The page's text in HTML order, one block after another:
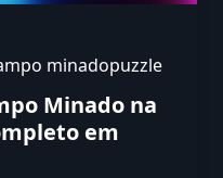
minadopuzzle
Minado na
em